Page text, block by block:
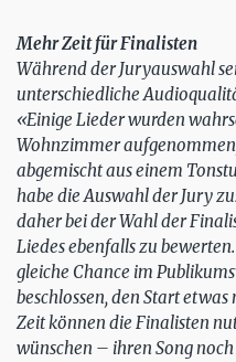
Mehr Zeit für Finalisten
Während der Juryauswahl
unterschiedliche
«Einige Lieder wurden
Wohnzimmer
abgemischt aus einem
habe die Auswahl der Jury
daher bei der Wahl der
Liedes ebenfalls zu
gleiche Chance im
beschlossen, den Start
Zeit können die Finalisten
wünschen – ihren Song